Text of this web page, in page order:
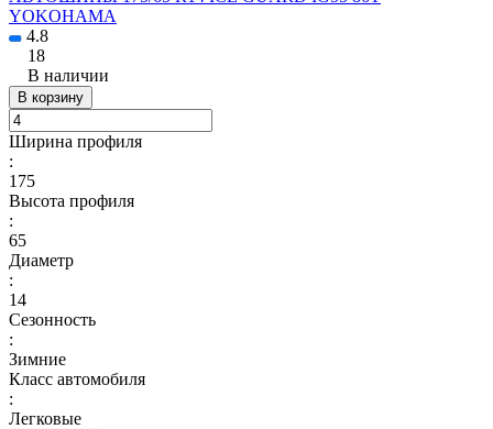
YOKOHAMA
4.8
18
В наличии
В корзину
Ширина профиля
:
175
Высота профиля
:
65
Диаметр
:
14
Сезонность
:
Зимние
Класс автомобиля
:
Легковые